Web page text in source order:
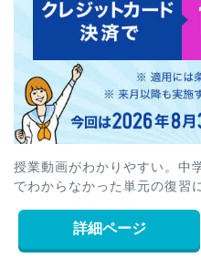
授業動画がわかりやすい。中
でわからなかった単元の復習
詳細ページ